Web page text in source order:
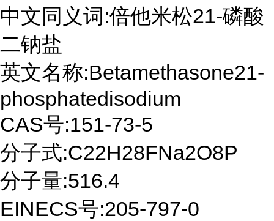
中文同义词:倍他米松21-磷酸
二钠盐
英文名称:Betamethasone21-
phosphatedisodium
CAS号:151-73-5
分子式:C22H28FNa2O8P
分子量:516.4
EINECS号:205-797-0